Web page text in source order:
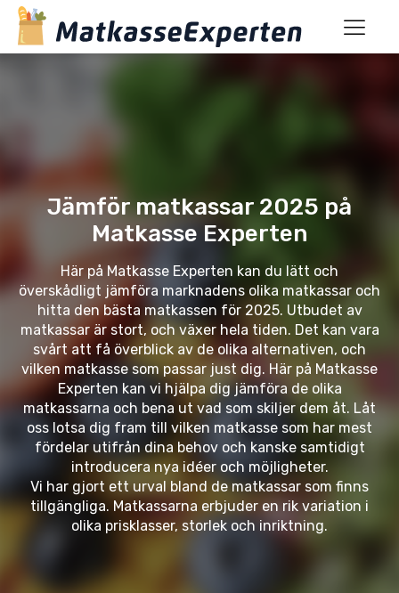
Jämför matkassar 2025 på
Matkasse Experten
Här på Matkasse Experten kan du lätt och
överskådligt jämföra marknadens olika matkassar och
hitta den bästa matkassen för 2025. Utbudet av
matkassar är stort, och växer hela tiden. Det kan vara
svårt att få överblick av de olika alternativen, och
vilken matkasse som passar just dig. Här på Matkasse
Experten kan vi hjälpa dig jämföra de olika
matkassarna och bena ut vad som skiljer dem åt. Låt
oss lotsa dig fram till vilken matkasse som har mest
fördelar utifrån dina behov och kanske samtidigt
introducera nya idéer och möjligheter.
Vi har gjort ett urval bland de matkassar som finns
tillgängliga. Matkassarna erbjuder en rik variation i
olika prisklasser, storlek och inriktning.